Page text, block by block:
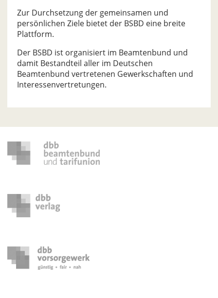
Zur Durchsetzung der gemeinsamen und
persönlichen Ziele bietet der BSBD eine breite
Plattform.
Der BSBD ist organisiert im Beamtenbund und
damit Bestandteil aller im Deutschen
Beamtenbund vertretenen Gewerkschaften und
Interessenvertretungen.